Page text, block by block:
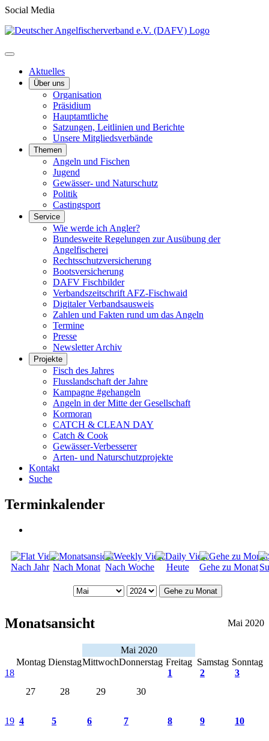
Social Media
Aktuelles
Über uns
Organisation
Präsidium
Hauptamtliche
Satzungen, Leitlinien und Berichte
Unsere Mitgliedsverbände
Themen
Angeln und Fischen
Jugend
Gewässer- und Naturschutz
Politik
Castingsport
Service
Wie werde ich Angler?
Bundesweite Regelungen zur Ausübung der
Angelfischerei
Rechtsschutzversicherung
Bootsversicherung
DAFV Fischbilder
Verbandszeitschrift AFZ-Fischwaid
Digitaler Verbandsausweis
Zahlen und Fakten rund um das Angeln
Termine
Presse
Newsletter Archiv
Projekte
Fisch des Jahres
Flusslandschaft der Jahre
Kampagne #gehangeln
Angeln in der Mitte der Gesellschaft
Kormoran
CATCH & CLEAN DAY
Catch & Cook
Gewässer-Verbesserer
Arten- und Naturschutzprojekte
Kontakt
Suche
Terminkalender
Nach Jahr Nach Monat Nach Woche Heute Gehe zu Monat
Gehe zu Monat
Monatsansicht Mai 2020
Mai 2020
Montag DienstagMittwochDonnerstag Freitag Samstag Sonntag
18
27
28 29 30
1 2 3
19 4 5 6 7 8 9 10